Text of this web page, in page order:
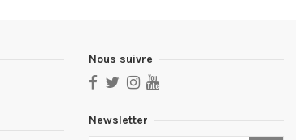
Nous suivre
Newsletter